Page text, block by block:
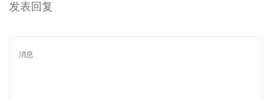
发表回复